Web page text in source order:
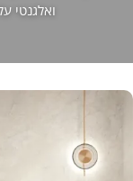
ואלגנטי